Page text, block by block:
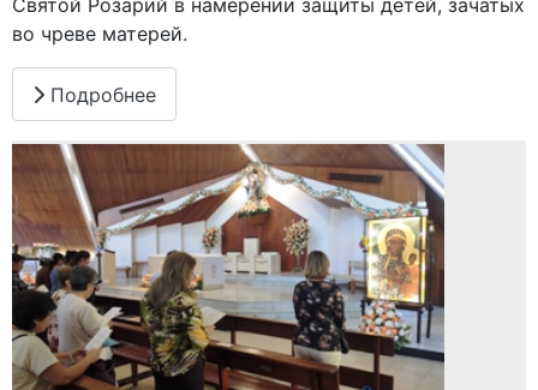
Святой Розарий в намерении защиты детей, зачатых
во чреве матерей.
Подробнее